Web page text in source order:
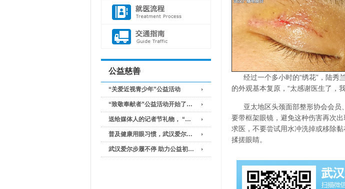
公益慈善
“关爱近视青少年”公益活动
“致敬奉献者”公益活动开始了…
送给媒体人的记者节礼物， “…
普及健康用眼习惯，武汉爱尔…
武汉爱尔步履不停 助力公益初…
经过一个多小时的“绣花”，陆秀
的外观基本复原，“太感谢医生了，
亚太地区头颈面部整形协会会
要带框架眼镜，避免这种伤害再次
求医，不要尝试用水冲洗掉或移除
揉搓眼睛。